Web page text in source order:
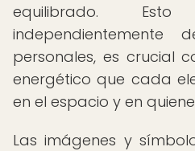
equilibrado.
independientemente
personales, es crucial
energético que cada
en el espacio y en
Las imágenes y